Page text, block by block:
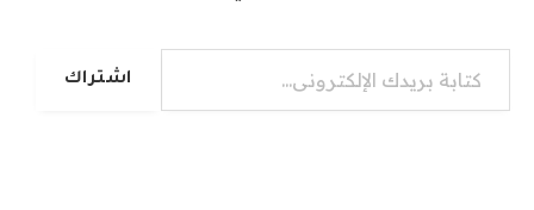
كتابة بريدك الإلكتروني...
اشتراك